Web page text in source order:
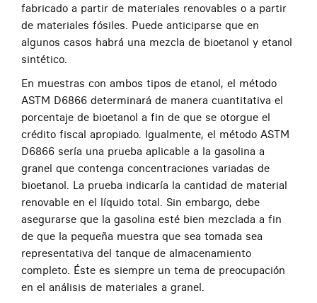
fabricado a partir de materiales renovables o a partir
de materiales fósiles. Puede anticiparse que en
algunos casos habrá una mezcla de bioetanol y etanol
sintético.
En muestras con ambos tipos de etanol, el método
ASTM D6866 determinará de manera cuantitativa el
porcentaje de bioetanol a fin de que se otorgue el
crédito fiscal apropiado. Igualmente, el método ASTM
D6866 sería una prueba aplicable a la gasolina a
granel que contenga concentraciones variadas de
bioetanol. La prueba indicaría la cantidad de material
renovable en el líquido total. Sin embargo, debe
asegurarse que la gasolina esté bien mezclada a fin
de que la pequeña muestra que sea tomada sea
representativa del tanque de almacenamiento
completo. Éste es siempre un tema de preocupación
en el análisis de materiales a granel.